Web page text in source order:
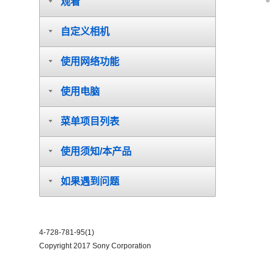
自定义相机
使用网络功能
使用电脑
菜单项目列表
使用须知/本产品
如果遇到问题
4-728-781-95(1)
Copyright 2017 Sony Corporation